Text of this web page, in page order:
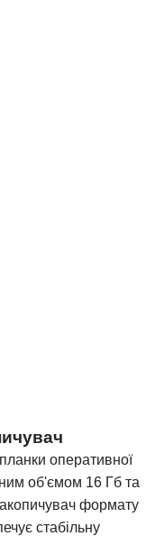
оперативної
об'ємом 16 Гб та
формату
стабільну